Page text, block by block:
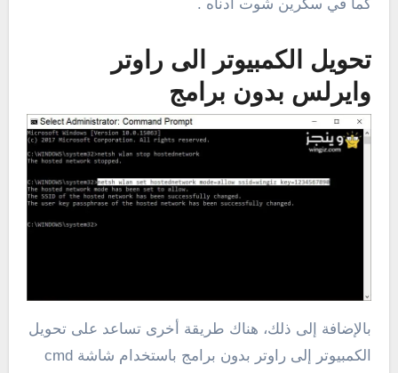
كما في سكرين شوت أدناه .
تحويل الكمبيوتر الى راوتر
وايرلس بدون برامج
بالإضافة إلى ذلك، هناك طريقة أخرى تساعد على تحويل
الكمبيوتر إلى راوتر بدون برامج باستخدام شاشة cmd